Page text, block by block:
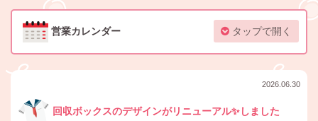
営業カレンダー タップで開く
2026.06.30
回収ボックスのデザインがリニューアル✨しました